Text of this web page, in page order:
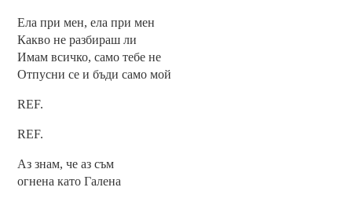
Ела при мен, ела при мен
Какво не разбираш ли
Имам всичко, само тебе не
Отпусни се и бъди само мой
REF.
REF.
Аз знам, че аз съм
огнена като Галена